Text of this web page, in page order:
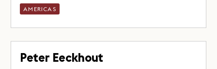
AMERICAS
Peter Eeckhout